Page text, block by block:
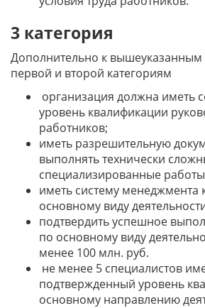
3 категория
Дополнительно к
первой и второй категориям
организация должна иметь
уровень квалификации
работников;
иметь разрешительную
выполнять технически
специализированные
иметь систему менеджмента
основному виду
подтвердить успешное
по основному виду
менее 100 млн. руб.
не менее 5 специалистов
подтвержденный уровень
основному направлению